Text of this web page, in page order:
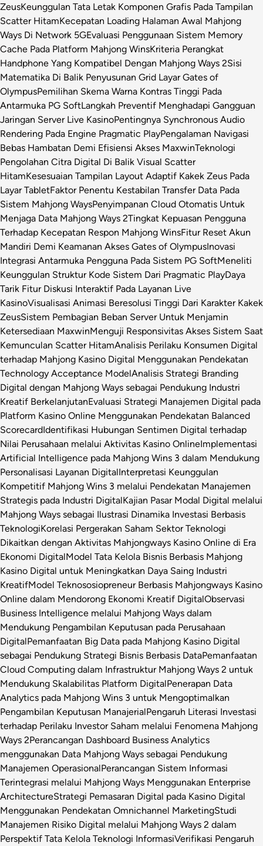
ZeusKeunggulan Tata Letak Komponen Grafis Pada Tampilan
Scatter HitamKecepatan Loading Halaman Awal Mahjong
Ways Di Network 5GEvaluasi Penggunaan Sistem Memory
Cache Pada Platform Mahjong WinsKriteria Perangkat
Handphone Yang Kompatibel Dengan Mahjong Ways 2Sisi
Matematika Di Balik Penyusunan Grid Layar Gates of
OlympusPemilihan Skema Warna Kontras Tinggi Pada
Antarmuka PG SoftLangkah Preventif Menghadapi Gangguan
Jaringan Server Live KasinoPentingnya Synchronous Audio
Rendering Pada Engine Pragmatic PlayPengalaman Navigasi
Bebas Hambatan Demi Efisiensi Akses MaxwinTeknologi
Pengolahan Citra Digital Di Balik Visual Scatter
HitamKesesuaian Tampilan Layout Adaptif Kakek Zeus Pada
Layar TabletFaktor Penentu Kestabilan Transfer Data Pada
Sistem Mahjong WaysPenyimpanan Cloud Otomatis Untuk
Menjaga Data Mahjong Ways 2Tingkat Kepuasan Pengguna
Terhadap Kecepatan Respon Mahjong WinsFitur Reset Akun
Mandiri Demi Keamanan Akses Gates of OlympusInovasi
Integrasi Antarmuka Pengguna Pada Sistem PG SoftMeneliti
Keunggulan Struktur Kode Sistem Dari Pragmatic PlayDaya
Tarik Fitur Diskusi Interaktif Pada Layanan Live
KasinoVisualisasi Animasi Beresolusi Tinggi Dari Karakter Kakek
ZeusSistem Pembagian Beban Server Untuk Menjamin
Ketersediaan MaxwinMenguji Responsivitas Akses Sistem Saat
Kemunculan Scatter HitamAnalisis Perilaku Konsumen Digital
terhadap Mahjong Kasino Digital Menggunakan Pendekatan
Technology Acceptance ModelAnalisis Strategi Branding
Digital dengan Mahjong Ways sebagai Pendukung Industri
Kreatif BerkelanjutanEvaluasi Strategi Manajemen Digital pada
Platform Kasino Online Menggunakan Pendekatan Balanced
ScorecardIdentifikasi Hubungan Sentimen Digital terhadap
Nilai Perusahaan melalui Aktivitas Kasino OnlineImplementasi
Artificial Intelligence pada Mahjong Wins 3 dalam Mendukung
Personalisasi Layanan DigitalInterpretasi Keunggulan
Kompetitif Mahjong Wins 3 melalui Pendekatan Manajemen
Strategis pada Industri DigitalKajian Pasar Modal Digital melalui
Mahjong Ways sebagai Ilustrasi Dinamika Investasi Berbasis
TeknologiKorelasi Pergerakan Saham Sektor Teknologi
Dikaitkan dengan Aktivitas Mahjongways Kasino Online di Era
Ekonomi DigitalModel Tata Kelola Bisnis Berbasis Mahjong
Kasino Digital untuk Meningkatkan Daya Saing Industri
KreatifModel Teknososiopreneur Berbasis Mahjongways Kasino
Online dalam Mendorong Ekonomi Kreatif DigitalObservasi
Business Intelligence melalui Mahjong Ways dalam
Mendukung Pengambilan Keputusan pada Perusahaan
DigitalPemanfaatan Big Data pada Mahjong Kasino Digital
sebagai Pendukung Strategi Bisnis Berbasis DataPemanfaatan
Cloud Computing dalam Infrastruktur Mahjong Ways 2 untuk
Mendukung Skalabilitas Platform DigitalPenerapan Data
Analytics pada Mahjong Wins 3 untuk Mengoptimalkan
Pengambilan Keputusan ManajerialPengaruh Literasi Investasi
terhadap Perilaku Investor Saham melalui Fenomena Mahjong
Ways 2Perancangan Dashboard Business Analytics
menggunakan Data Mahjong Ways sebagai Pendukung
Manajemen OperasionalPerancangan Sistem Informasi
Terintegrasi melalui Mahjong Ways Menggunakan Enterprise
ArchitectureStrategi Pemasaran Digital pada Kasino Digital
Menggunakan Pendekatan Omnichannel MarketingStudi
Manajemen Risiko Digital melalui Mahjong Ways 2 dalam
Perspektif Tata Kelola Teknologi InformasiVerifikasi Pengaruh